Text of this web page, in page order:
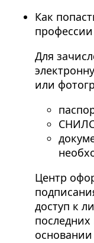
Как
Для
или
Центр
доступ к